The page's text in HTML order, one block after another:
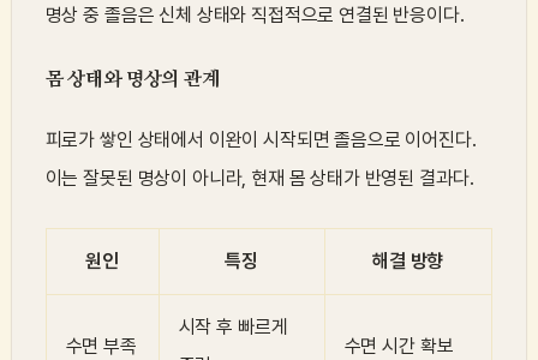
명상 중 졸음은 신체 상태와 직접적으로 연결된 반응이다.
몸 상태와 명상의 관계
피로가 쌓인 상태에서 이완이 시작되면 졸음으로 이어진다.
이는 잘못된 명상이 아니라, 현재 몸 상태가 반영된 결과다.
원인 특징 해결 방향
수면 부족
시작 후 빠르게
수면 시간 확보